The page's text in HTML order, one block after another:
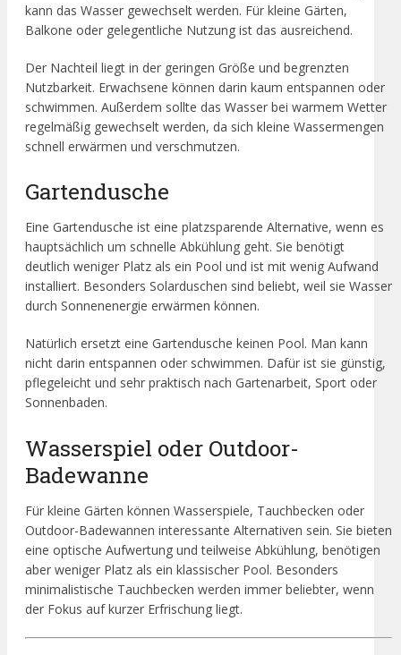
kann das Wasser gewechselt werden. Für kleine Gärten,
Balkone oder gelegentliche Nutzung ist das ausreichend.
Der Nachteil liegt in der geringen Größe und begrenzten
Nutzbarkeit. Erwachsene können darin kaum entspannen oder
schwimmen. Außerdem sollte das Wasser bei warmem Wetter
regelmäßig gewechselt werden, da sich kleine Wassermengen
schnell erwärmen und verschmutzen.
Gartendusche
Eine Gartendusche ist eine platzsparende Alternative, wenn es
hauptsächlich um schnelle Abkühlung geht. Sie benötigt
deutlich weniger Platz als ein Pool und ist mit wenig Aufwand
installiert. Besonders Solarduschen sind beliebt, weil sie Wasser
durch Sonnenenergie erwärmen können.
Natürlich ersetzt eine Gartendusche keinen Pool. Man kann
nicht darin entspannen oder schwimmen. Dafür ist sie günstig,
pflegeleicht und sehr praktisch nach Gartenarbeit, Sport oder
Sonnenbaden.
Wasserspiel oder Outdoor-
Badewanne
Für kleine Gärten können Wasserspiele, Tauchbecken oder
Outdoor-Badewannen interessante Alternativen sein. Sie bieten
eine optische Aufwertung und teilweise Abkühlung, benötigen
aber weniger Platz als ein klassischer Pool. Besonders
minimalistische Tauchbecken werden immer beliebter, wenn
der Fokus auf kurzer Erfrischung liegt.